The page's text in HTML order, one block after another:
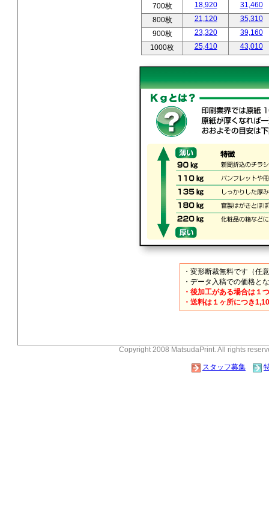
700枚
18,920
31,460
800枚
21,120
35,310
900枚
23,320
39,160
1000枚
25,410 43,010
・変形断裁無料です（任
・データ入稿での価格
・後加工がある場合は１
・送料は１ヶ所につき
Copyright 2008 MatsudaPrint. All rights
スタッフ募集